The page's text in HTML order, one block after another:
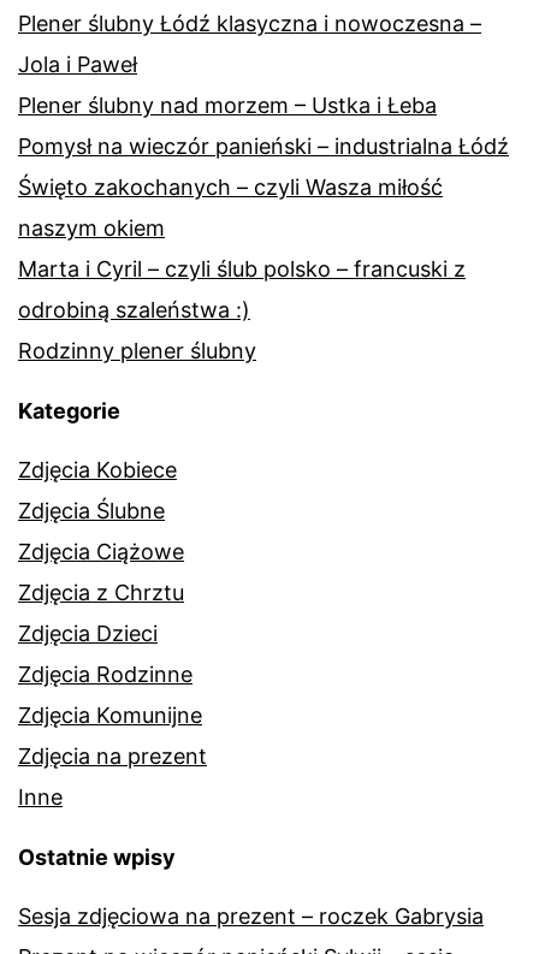
Plener ślubny Łódź klasyczna i nowoczesna –
Jola i Paweł
Plener ślubny nad morzem – Ustka i Łeba
Pomysł na wieczór panieński – industrialna Łódź
Święto zakochanych – czyli Wasza miłość
naszym okiem
Marta i Cyril – czyli ślub polsko – francuski z
odrobiną szaleństwa :)
Rodzinny plener ślubny
Kategorie
Zdjęcia Kobiece
Zdjęcia Ślubne
Zdjęcia Ciążowe
Zdjęcia z Chrztu
Zdjęcia Dzieci
Zdjęcia Rodzinne
Zdjęcia Komunijne
Zdjęcia na prezent
Inne
Ostatnie wpisy
Sesja zdjęciowa na prezent – roczek Gabrysia